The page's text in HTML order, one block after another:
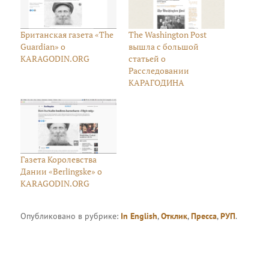
Британская газета «The
Guardian» о
KARAGODIN.ORG
The Washington Post
вышла с большой
статьей о
Расследовании
КАРАГОДИНА
Газета Королевства
Дании «Berlingske» о
KARAGODIN.ORG
Опубликовано в рубрике: In English,Отклик,Пресса,РУП.